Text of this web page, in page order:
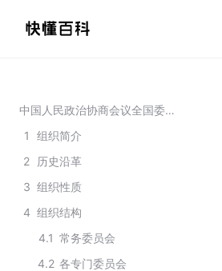
中国人民政治协商会议全国委员会
1
组织简介
2
历史沿革
3 组织性质
4 组织结构
4.1 常务委员会
4.2 各专门委员会